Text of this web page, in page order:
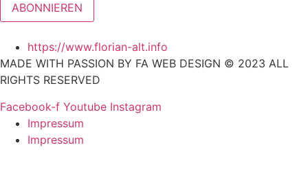
ABONNIEREN
https://www.florian-alt.info
MADE WITH PASSION BY FA WEB DESIGN © 2023 ALL
RIGHTS RESERVED
Facebook-f Youtube Instagram
Impressum
Impressum